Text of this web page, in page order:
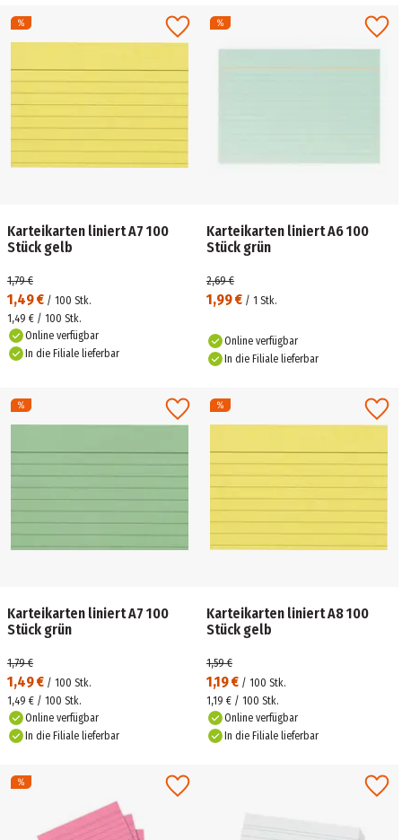
Karteikarten liniert A7 100
Stück gelb
1,49 € / 100 Stk.
1,79 €
1,49 € / 100 Stk.
Online verfügbar
In die Filiale lieferbar
Karteikarten liniert A6 100
Stück grün
1,99 € / 1 Stk.
2,69 €
Online verfügbar
In die Filiale lieferbar
Karteikarten liniert A7 100
Stück grün
1,49 € / 100 Stk.
1,79 €
1,49 € / 100 Stk.
Online verfügbar
In die Filiale lieferbar
Karteikarten liniert A8 100
Stück gelb
1,19 € / 100 Stk.
1,59 €
1,19 € / 100 Stk.
Online verfügbar
In die Filiale lieferbar